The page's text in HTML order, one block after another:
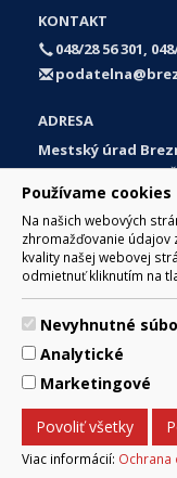
Používame cookies
Na našich webových
zhromažďovanie údajov
kvality našej webovej
odmietnuť kliknutím na
Nevyhnutné
Analytické
Marketingové
Povoliť všetky
Viac informácií: Ochrana
KONTAKT
048/28 56 301,
ADRESA
Mestský úrad
Námestie gen. M. R.
977 01 Brezno
Slovakia (Slovak
© 2017 Mesto
977 01 Tel.:
Za obsah
Arrabella, s.r.o. ,
Prehlásenie o